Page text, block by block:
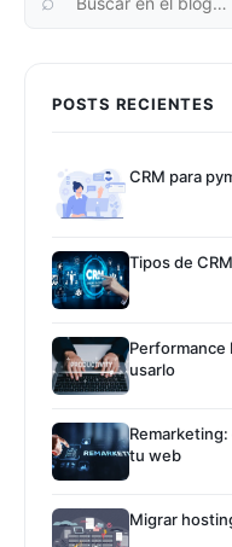
POSTS RECIENTES
CRM para
Tipos de
Performance
usarlo
tu web
Migrar